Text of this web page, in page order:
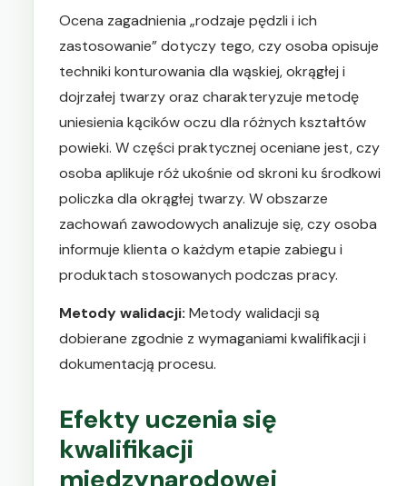
Ocena zagadnienia „rodzaje pędzli i ich
zastosowanie” dotyczy tego, czy osoba opisuje
techniki konturowania dla wąskiej, okrągłej i
dojrzałej twarzy oraz charakteryzuje metodę
uniesienia kącików oczu dla różnych kształtów
powieki. W części praktycznej oceniane jest, czy
osoba aplikuje róż ukośnie od skroni ku środkowi
policzka dla okrągłej twarzy. W obszarze
zachowań zawodowych analizuje się, czy osoba
informuje klienta o każdym etapie zabiegu i
produktach stosowanych podczas pracy.
Metody walidacji: Metody walidacji są
dobierane zgodnie z wymaganiami kwalifikacji i
dokumentacją procesu.
Efekty uczenia się
kwalifikacji
międzynarodowej